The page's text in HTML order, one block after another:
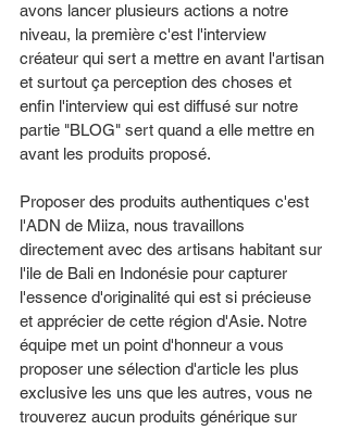
avons lancer plusieurs actions a notre
niveau, la première c'est l'interview
créateur qui sert a mettre en avant l'artisan
et surtout ça perception des choses et
enfin l'interview qui est diffusé sur notre
partie "BLOG" sert quand a elle mettre en
avant les produits proposé.
Proposer des produits authentiques c'est
l'ADN de Miiza, nous travaillons
directement avec des artisans habitant sur
l'ile de Bali en Indonésie pour capturer
l'essence d'originalité qui est si précieuse
et apprécier de cette région d'Asie. Notre
équipe met un point d'honneur a vous
proposer une sélection d'article les plus
exclusive les uns que les autres, vous ne
trouverez aucun produits générique sur